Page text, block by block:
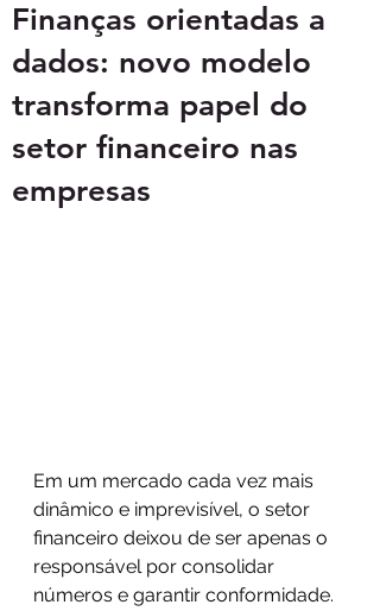
Finanças orientadas a
dados: novo modelo
transforma papel do
setor financeiro nas
empresas
Em um mercado cada vez mais
dinâmico e imprevisível, o setor
financeiro deixou de ser apenas o
responsável por consolidar
números e garantir conformidade.